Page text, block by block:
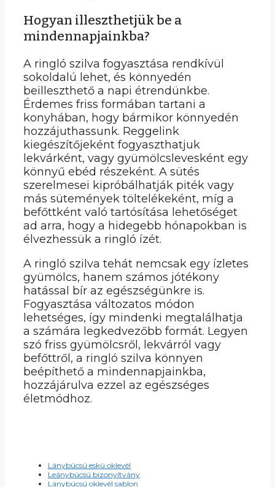
Hogyan illeszthetjük be a
mindennapjainkba?
A ringló szilva fogyasztása rendkívül
sokoldalú lehet, és könnyedén
beilleszthető a napi étrendünkbe.
Érdemes friss formában tartani a
konyhában, hogy bármikor könnyedén
hozzájuthassunk. Reggelink
kiegészítőjeként fogyaszthatjuk
lekvárként, vagy gyümölcslevesként egy
könnyű ebéd részeként. A sütés
szerelmesei kipróbálhatják piték vagy
más sütemények töltelékeként, míg a
befőttként való tartósítása lehetőséget
ad arra, hogy a hidegebb hónapokban is
élvezhessük a ringló ízét.
A ringló szilva tehát nemcsak egy ízletes
gyümölcs, hanem számos jótékony
hatással bír az egészségünkre is.
Fogyasztása változatos módon
lehetséges, így mindenki megtalálhatja
a számára legkedvezőbb formát. Legyen
szó friss gyümölcsről, lekvárról vagy
befőttről, a ringló szilva könnyen
beépíthető a mindennapjainkba,
hozzájárulva ezzel az egészséges
életmódhoz.
Lánybúcsú eskü oklevél
Leánybúcsú bizonyítvány
Lánybúcsú oklevél sablon